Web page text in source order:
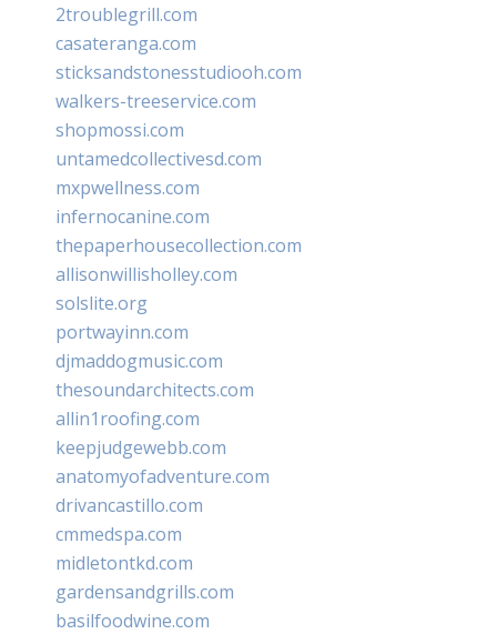
2troublegrill.com
casateranga.com
sticksandstonesstudiooh.com
walkers-treeservice.com
shopmossi.com
untamedcollectivesd.com
mxpwellness.com
infernocanine.com
thepaperhousecollection.com
allisonwillisholley.com
solslite.org
portwayinn.com
djmaddogmusic.com
thesoundarchitects.com
allin1roofing.com
keepjudgewebb.com
anatomyofadventure.com
drivancastillo.com
cmmedspa.com
midletontkd.com
gardensandgrills.com
basilfoodwine.com